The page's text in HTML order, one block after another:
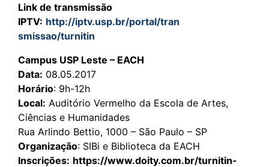
Link de transmissão
IPTV: http://iptv.usp.br/portal/tran
smissao/turnitin
Campus USP Leste – EACH
Data: 08.05.2017
Horário: 9h-12h
Local: Auditório Vermelho da Escola de Artes,
Ciências e Humanidades
Rua Arlindo Bettio, 1000 – São Paulo – SP
Organização: SIBi e Biblioteca da EACH
Inscrições: https://www.doity.com.br/turnitin-